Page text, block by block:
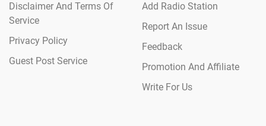
Disclaimer And Terms Of
Service
Privacy Policy
Guest Post Service
Add Radio Station
Report An Issue
Feedback
Promotion And Affiliate
Write For Us